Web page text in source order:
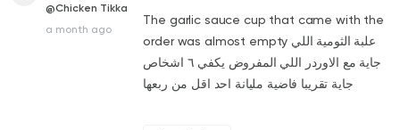
@Chicken Tikka
a month ago
The garlic sauce cup that came with the
order was almost empty علبة الثومية اللي
جاية مع الاوردر اللي المفروض يكفي ٦ اشخاص
جاية تقريبا فاضية مليانة احد اقل من ربعها